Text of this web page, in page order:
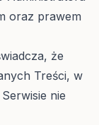
oraz prawem
że
Treści, w
nie